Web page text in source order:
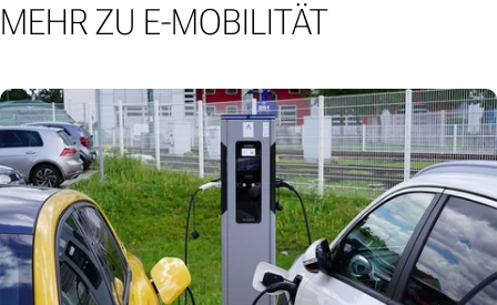
MEHR ZU E-MOBILITÄT